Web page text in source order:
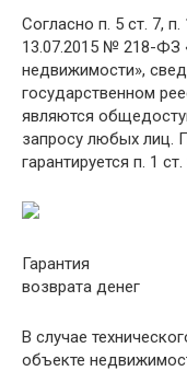
Согласно п. 5 ст. 7,
13.07.2015 № 218-ФЗ
недвижимости»,
государственном
являются
запросу любых лиц.
гарантируется п. 1
Гарантия
возврата денег
В случае
объекте